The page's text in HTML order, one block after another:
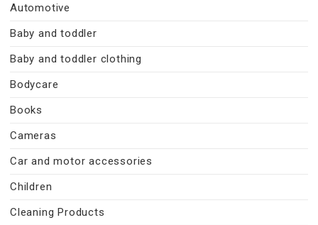
Automotive
Baby and toddler
Baby and toddler clothing
Bodycare
Books
Cameras
Car and motor accessories
Children
Cleaning Products